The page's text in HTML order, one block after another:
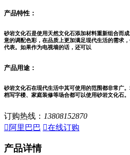
产品特性：
砂岩文化石是使用天然文化石添加材料重新组合而
意的调配色彩，在品质上更加满足现代生活的需求
代表。如果作为电视墙的话，还可以
产品用途：
砂岩文化石在现代生活中其可使用的范围都非常广
档写字楼、家庭装修等场合都可以使用砂岩文化石。
订购热线： 13808152870
 阿里巴巴 在线订购
产品详情